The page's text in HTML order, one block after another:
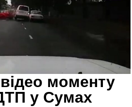
моменту
у Сумах